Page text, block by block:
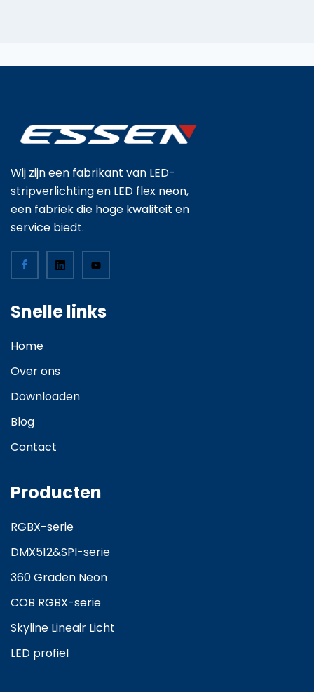
Wij zijn een fabrikant van LED-
stripverlichting en LED flex neon,
een fabriek die hoge kwaliteit en
service biedt.
Snelle links
Home
Over ons
Downloaden
Blog
Contact
Producten
RGBX-serie
DMX512&SPI-serie
360 Graden Neon
COB RGBX-serie
Skyline Lineair Licht
LED profiel